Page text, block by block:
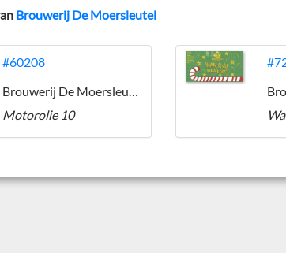
Brouwerij De Moersleutel
#60208
Brouwerij De Moersleutel
Motorolie 10